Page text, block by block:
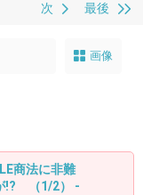
最後
次
画像
商法に非難
!? （1/2） -